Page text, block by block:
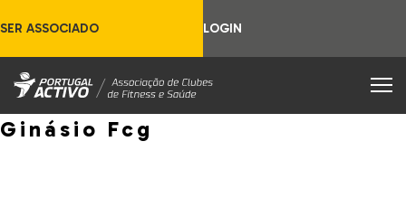
SER ASSOCIADO LOGIN
Ginásio Fcg